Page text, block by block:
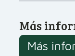
Más
Más